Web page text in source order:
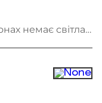
немає світла.